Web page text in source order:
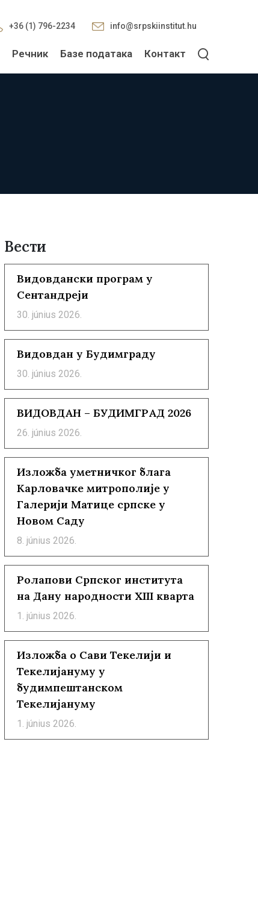
+36 (1) 796-2234 info@srpskiinstitut.hu
Речник Базе података Контакт
Вести
Видовдански програм у
Сентандреји
30. június 2026.
Видовдан у Будимграду
30. június 2026.
ВИДОВДАН – БУДИМГРАД 2026
26. június 2026.
Изложба уметничког блага
Карловачке митрополије у
Галерији Матице српске у
Новом Саду
8. június 2026.
Ролапови Српског института
на Дану народности XIII кварта
1. június 2026.
Изложба о Сави Текелији и
Текелијануму у
будимпештанском
Текелијануму
1. június 2026.